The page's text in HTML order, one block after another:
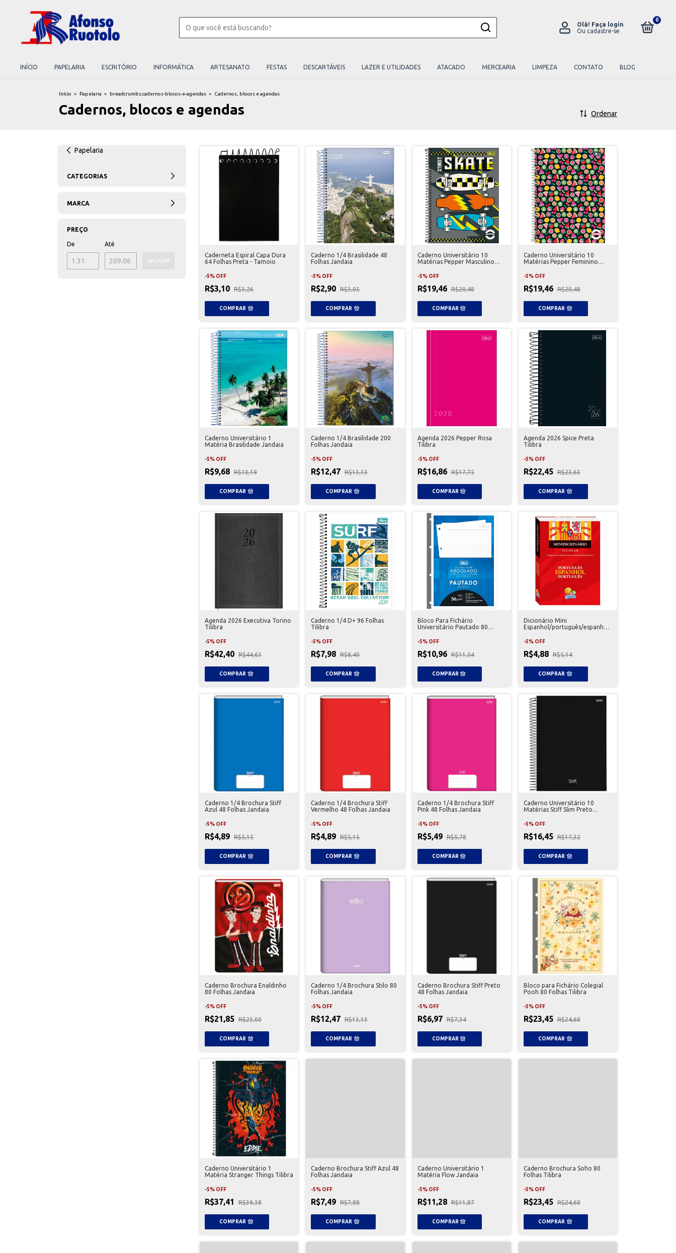
Olá! Faça login
Ou cadastre-se
0
INÍCIO PAPELARIA ESCRITÓRIO INFORMÁTICA ARTESANATO FESTAS DESCARTÁVEIS LAZER E UTILIDADES ATACADO MERCEARIA LIMPEZA CONTATO BLOG
Início > Papelaria > breadcrumbs.cadernos-blocos-e-agendas > Cadernos, blocos e agendas
Cadernos, blocos e agendas Ordenar
Papelaria
CATEGORIAS
MARCA
PREÇO
De Até
APLICAR
Caderneta Espiral Capa Dura
64 Folhas Preta - Tamoio
-5% OFF
R$3,10 R$3,26
Caderno 1/4 Brasilidade 48
Folhas Jandaia
-5% OFF
R$2,90 R$3,05
Caderno Universitário 10
Matérias Pepper Masculino
-5% OFF
R$19,46 R$20,48
Caderno Universitário 10
Matérias Pepper Feminino
-5% OFF
R$19,46 R$20,48
Caderno Universitário 1
Matéria Brasilidade Jandaia
-5% OFF
R$9,68 R$10,19
Caderno 1/4 Brasilidade 200
Folhas Jandaia
-5% OFF
R$12,47 R$13,13
Agenda 2026 Pepper Rosa
Tilibra
-5% OFF
R$16,86 R$17,75
Agenda 2026 Spice Preta
Tilibra
-5% OFF
R$22,45 R$23,63
Agenda 2026 Executiva Torino
Tilibra
-5% OFF
R$42,40 R$44,63
Caderno 1/4 D+ 96 Folhas
Tilibra
-5% OFF
R$7,98 R$8,40
Bloco Para Fichário
Universitário Pautado 80
-5% OFF
R$10,96 R$11,54
Dicionário Mini
Espanhol/português/espanhol
-5% OFF
R$4,88 R$5,14
Caderno 1/4 Brochura Stiff
Azul 48 Folhas Jandaia
-5% OFF
R$4,89 R$5,15
Caderno 1/4 Brochura Stiff
Vermelho 48 Folhas Jandaia
-5% OFF
R$4,89 R$5,15
Caderno 1/4 Brochura Stiff
Pink 48 Folhas Jandaia
-5% OFF
R$5,49 R$5,78
Caderno Universitário 10
Matérias Stiff Slim Preto
-5% OFF
R$16,45 R$17,32
Caderno Brochura Enaldinho
80 Folhas Jandaia
-5% OFF
R$21,85 R$23,00
Caderno 1/4 Brochura Stilo 80
Folhas Jandaia
-5% OFF
R$12,47 R$13,13
Caderno Brochura Stiff Preto
48 Folhas Jandaia
-5% OFF
R$6,97 R$7,34
Bloco para Fichário Colegial
Pooh 80 Folhas Tilibra
-5% OFF
R$23,45 R$24,68
Caderno Universitário 1
Matéria Stranger Things Tilibra
-5% OFF
R$37,41 R$39,38
Caderno Brochura Stiff Azul 48
Folhas Jandaia
-5% OFF
R$7,49 R$7,88
Caderno Universitário 1
Matéria Flow Jandaia
-5% OFF
R$11,28 R$11,87
Caderno Brochura Soho 80
Folhas Tilibra
-5% OFF
R$23,45 R$24,68